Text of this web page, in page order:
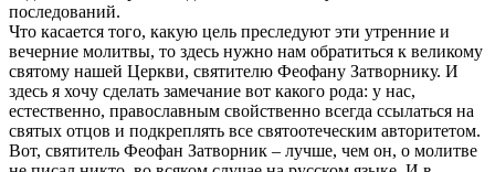
последований.
Что касается того, какую цель преследуют эти утренние и
вечерние молитвы, то здесь нужно нам обратиться к великому
святому нашей Церкви, святителю Феофану Затворнику. И
здесь я хочу сделать замечание вот какого рода: у нас,
естественно, православным свойственно всегда ссылаться на
святых отцов и подкреплять все святоотеческим авторитетом.
Вот, святитель Феофан Затворник – лучше, чем он, о молитве